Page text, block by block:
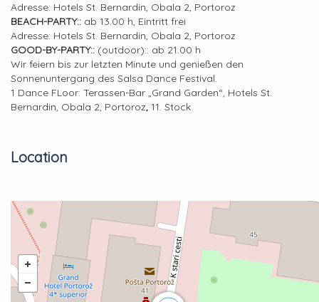
Adresse: Hotels St. Bernardin, Obala 2, Portoroz
BEACH-PARTY:: ab 13.00 h, Eintritt frei
Adresse: Hotels St. Bernardin, Obala 2, Portoroz
GOOD-BY-PARTY:: (outdoor):: ab 21.00 h
Wir feiern bis zur letzten Minute und genießen den
Sonnenuntergang des Salsa Dance Festival.
1 Dance FLoor: Terassen-Bar „Grand Garden“, Hotels St.
Bernardin, Obala 2, Portoroz, 11. Stock
Location